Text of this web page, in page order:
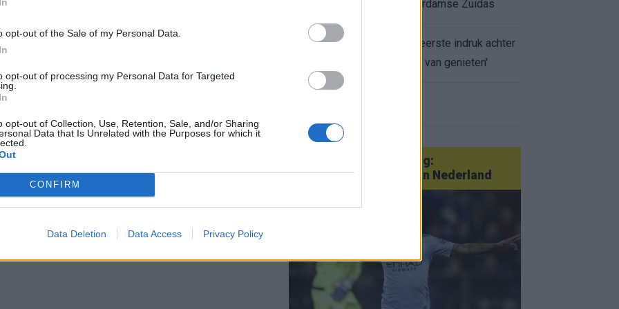
opt-out of the Sale of my Personal Data.
opt-out of processing my Personal Data for Targeted
opt-out of Collection, Use, Retention, Sale, and/or Sharing
Data that Is Unrelated with the Purposes for which it
CONFIRM
Data Deletion Data Access Privacy Policy
League? Dit zijn de belangrijke data
terugkeer: NEC onderzoekt komst van Ajax-icoon
appartement op Amsterdamse Zuidas
Marcos Leonardo laat eerste indruk achter
bij Ajax: 'Hier gaan fans van genieten'
Van Götze tot Sterling:
statementtransfers in Nederland